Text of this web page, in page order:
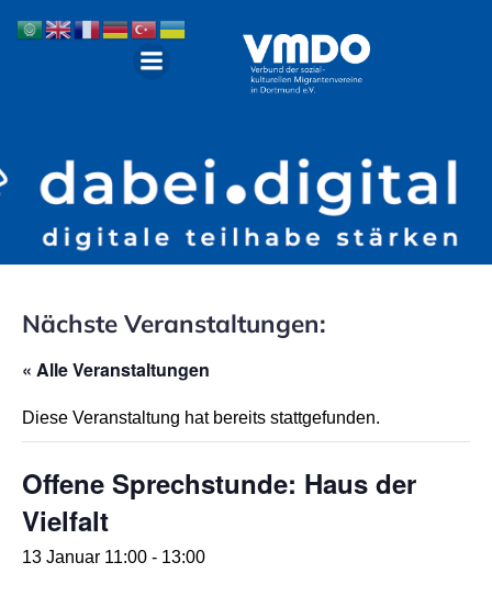
Nächste Veranstaltungen:
« Alle Veranstaltungen
Diese Veranstaltung hat bereits stattgefunden.
Offene Sprechstunde: Haus der
Vielfalt
13 Januar 11:00 - 13:00